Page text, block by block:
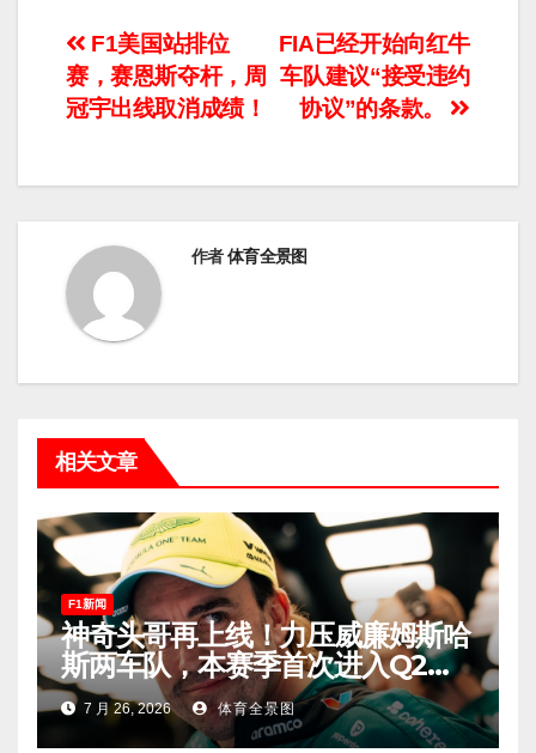
文
章
航
FIA已经开始向红牛
车队建议“接受违约
协议”的条款。
F1美国站排位
赛，赛恩斯夺杆，周
冠宇出线取消成绩！
作者体育全景图
相关文章
F1新闻
神奇头哥再上线！力压威廉姆斯哈
斯两车队，本赛季首次进入Q2，
车迷终于扬眉吐气！
7 月 26, 2026 体育全景图